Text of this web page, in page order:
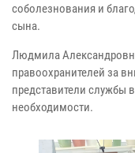
соболезнования и
сына.
Людмила
правоохранителей за
представители службы
необходимости.